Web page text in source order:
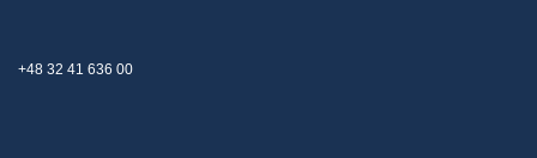
+48 32 41 636 00